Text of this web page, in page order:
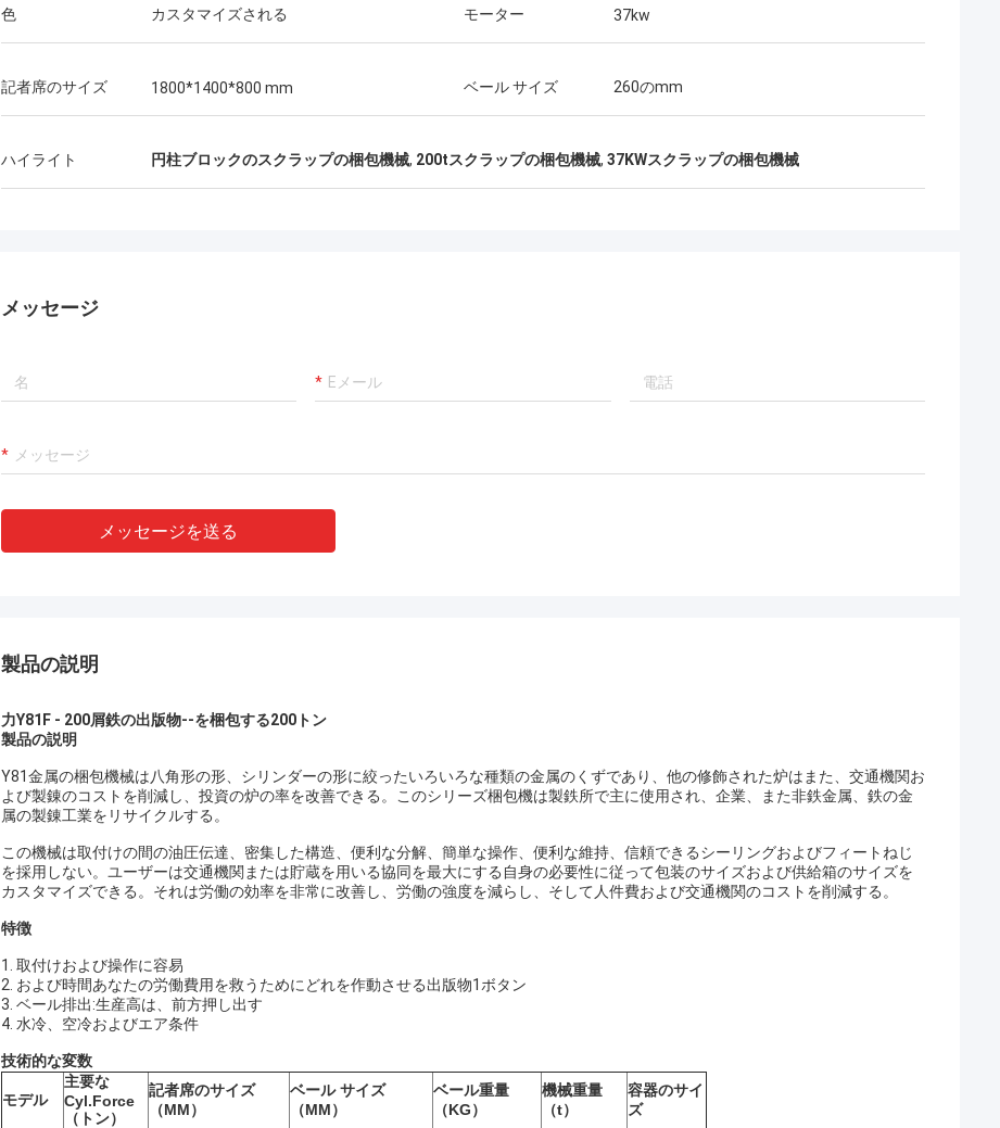
色 カスタマイズされる モーター 37kw
記者席のサイズ 1800*1400*800 mm ベール サイズ 260のmm
ハイライト 円柱ブロックのスクラップの梱包機械, 200tスクラップの梱包機械, 37KWスクラップの梱包機械
メッセージ
メッセージを送る
製品の説明
力Y81F - 200屑鉄の出版物--を梱包する200トン
製品の説明
Y81金属の梱包機械は八角形の形、シリンダーの形に絞ったいろいろな種類の金属のくずであり、他の修飾された炉はまた、交通機関お
よび製錬のコストを削減し、投資の炉の率を改善できる。このシリーズ梱包機は製鉄所で主に使用され、企業、また非鉄金属、鉄の金
属の製錬工業をリサイクルする。
この機械は取付けの間の油圧伝達、密集した構造、便利な分解、簡単な操作、便利な維持、信頼できるシーリングおよびフィートねじ
を採用しない。ユーザーは交通機関または貯蔵を用いる協同を最大にする自身の必要性に従って包装のサイズおよび供給箱のサイズを
カスタマイズできる。それは労働の効率を非常に改善し、労働の強度を減らし、そして人件費および交通機関のコストを削減する。
特徴
1. 取付けおよび操作に容易
2. および時間あなたの労働費用を救うためにどれを作動させる出版物1ボタン
3. ベール排出:生産高は、前方押し出す
4. 水冷、空冷およびエア条件
技術的な変数
モデル
主要な
Cyl.Force
（トン）
記者席のサイズ
（MM）
ベール サイズ
（MM）
ベール重量
（KG）
機械重量
（t）
容器のサイ
ズ